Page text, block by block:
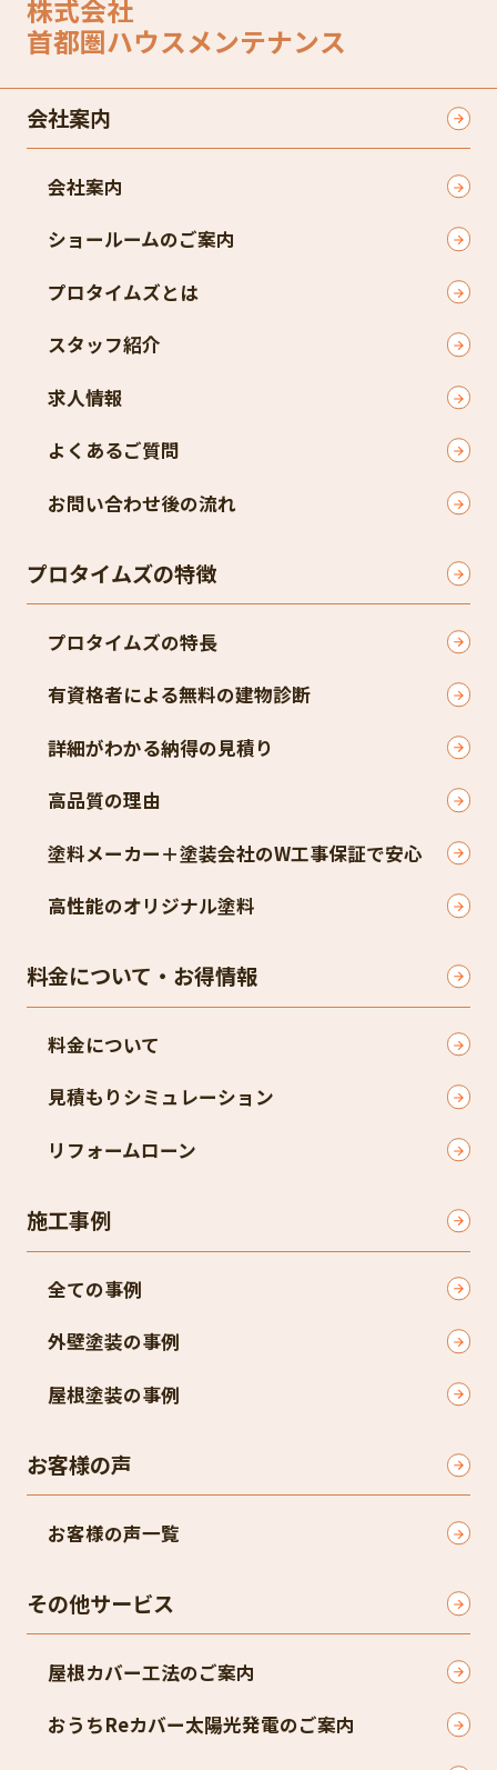
株式会社
首都圏ハウスメンテナンス
会社案内
会社案内
ショールームのご案内
プロタイムズとは
スタッフ紹介
求人情報
よくあるご質問
お問い合わせ後の流れ
プロタイムズの特徴
プロタイムズの特長
有資格者による無料の建物診断
詳細がわかる納得の見積り
高品質の理由
塗料メーカー＋塗装会社のW工事保証で安心
高性能のオリジナル塗料
料金について・お得情報
料金について
見積もりシミュレーション
リフォームローン
施工事例
全ての事例
外壁塗装の事例
屋根塗装の事例
お客様の声
お客様の声一覧
その他サービス
屋根カバー工法のご案内
おうちReカバー太陽光発電のご案内